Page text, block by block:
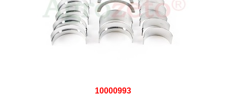
10000993